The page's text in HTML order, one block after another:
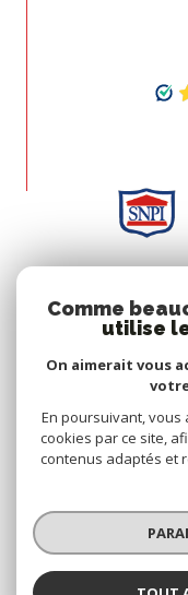
© 2026 | TOUS DROITS
PLAN
Comme
utilise
On aimerait vous
En poursuivant, vous
cookies par ce site,
contenus adaptés et